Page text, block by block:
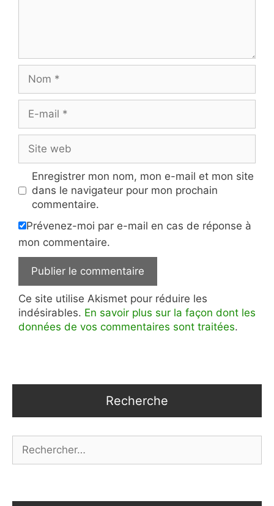
mail
web
Enregistrer mon nom, mon e-mail et mon site
dans le navigateur pour mon prochain
commentaire.
Prévenez-moi par e-mail en cas de réponse à
mon commentaire.
Ce site utilise Akismet pour réduire les
indésirables. En savoir plus sur la façon dont les
données de vos commentaires sont traitées.
Recherche